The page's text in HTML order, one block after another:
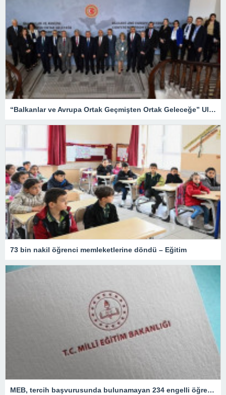
“Balkanlar ve Avrupa Ortak Geçmişten Ortak Geleceğe” Uluslararası Konferansı düzenledi
73 bin nakil öğrenci memleketlerine döndü – Eğitim
MEB, tercih başvurusunda bulunamayan 234 engelli öğretmeni atadı